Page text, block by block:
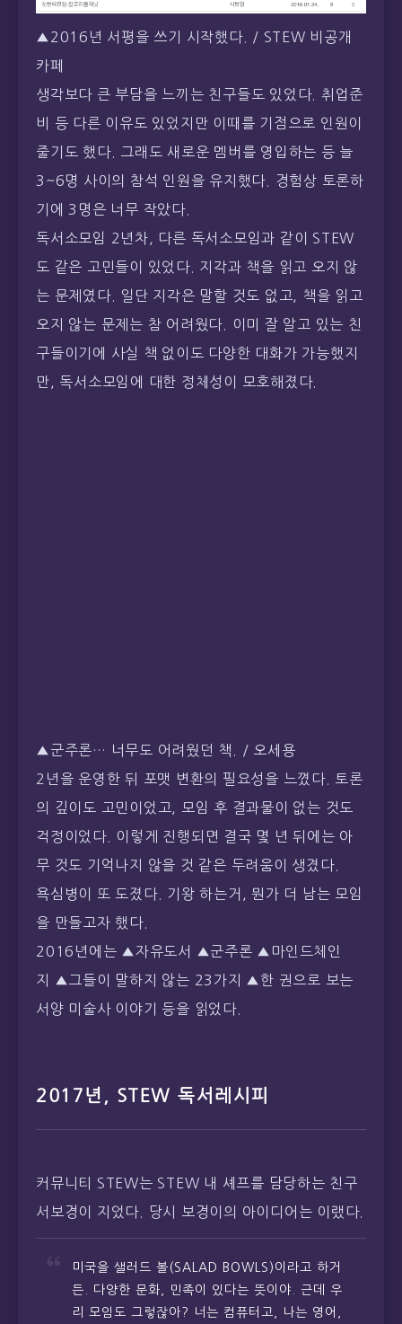
▲2016년 서평을 쓰기 시작했다. / STEW 비공개
카페
생각보다 큰 부담을 느끼는 친구들도 있었다. 취업준
비 등 다른 이유도 있었지만 이때를 기점으로 인원이
줄기도 했다. 그래도 새로운 멤버를 영입하는 등 늘
3~6명 사이의 참석 인원을 유지했다. 경험상 토론하
기에 3명은 너무 작았다.
독서소모임 2년차, 다른 독서소모임과 같이 STEW
도 같은 고민들이 있었다. 지각과 책을 읽고 오지 않
는 문제였다. 일단 지각은 말할 것도 없고, 책을 읽고
오지 않는 문제는 참 어려웠다. 이미 잘 알고 있는 친
구들이기에 사실 책 없이도 다양한 대화가 가능했지
만, 독서소모임에 대한 정체성이 모호해졌다.
걱정이었다. 이렇게 진행되면 결국 몇 년 뒤에는 아
무 것도 기억나지 않을 것 같은 두려움이 생겼다.
욕심병이 또 도졌다. 기왕 하는거, 뭔가 더 남는 모임
을 만들고자 했다.
2016년에는 ▲자유도서 ▲군주론 ▲마인드체인
지 ▲그들이 말하지 않는 23가지 ▲한 권으로 보는
서양 미술사 이야기 등을 읽었다.
2017년, STEW 독서레시피
커뮤니티 STEW는 STEW 내 셰프를 담당하는 친구
서보경이 지었다. 당시 보경이의 아이디어는 이랬다.
미국을 샐러드 볼(SALAD BOWLS)이라고 하거
든. 다양한 문화, 민족이 있다는 뜻이야. 근데 우
이 있으니까! 뜨거운… STEW 어때?